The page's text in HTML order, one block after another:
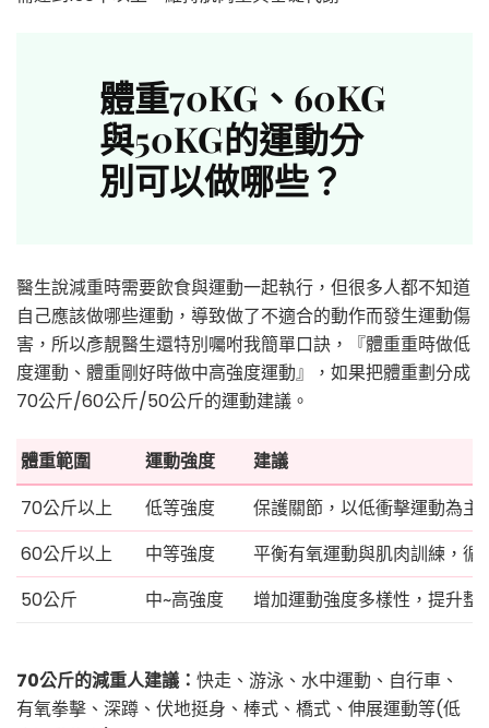
體重70KG、60KG
與50KG的運動分
別可以做哪些？
醫生說減重時需要飲食與運動一起執行，但很多人都不知道
自己應該做哪些運動，導致做了不適合的動作而發生運動傷
害，所以彥靚醫生還特別囑咐我簡單口訣，『體重重時做低
度運動、體重剛好時做中高強度運動』，如果把體重劃分成
70公斤/60公斤/50公斤的運動建議。
體重範圍 運動強度
建議
70公斤以上
低等強度
保護關節，以低衝擊運動為主
60公斤以上
中等強度
平衡有氧運動與肌肉訓練，循
50公斤
中~高強度 增加運動強度多樣性，提升整
70公斤的減重人建議： 快走、游泳、水中運動、自行車、
有氧拳擊、深蹲、伏地挺身、棒式、橋式、伸展運動等(低